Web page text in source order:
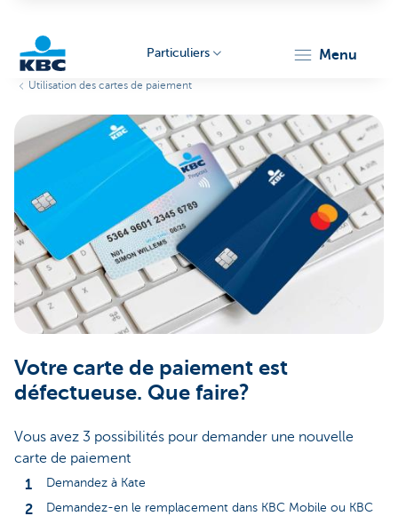
Particuliers menu
Utilisation des cartes de paiement
Votre carte de paiement est
défectueuse. Que faire?
Vous avez 3 possibilités pour demander une nouvelle
carte de paiement
Demandez à Kate
Demandez-en le remplacement dans KBC Mobile ou KBC